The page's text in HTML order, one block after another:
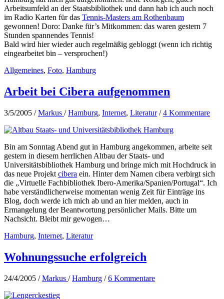
Arbeitsumfeld an der Staatsbibliothek und dann hab ich auch noch
im Radio Karten für das Tennis-Masters am Rothenbaum
gewonnen! Doro: Danke für’s Mitkommen: das waren gestern 7
Stunden spannendes Tennis!
Bald wird hier wieder auch regelmäßig gebloggt (wenn ich richtig
eingearbeitet bin – versprochen!)
Allgemeines, Foto, Hamburg
Arbeit bei Cibera aufgenommen
3/5/2005 /Markus /Hamburg, Internet, Literatur/4 Kommentare
Bin am Sonntag Abend gut in Hamburg angekommen, arbeite seit
gestern in diesem herrlichen Altbau der Staats- und
Universitätsbibliothek Hamburg und bringe mich mit Hochdruck in
das neue Projekt cibera ein. Hinter dem Namen cibera verbirgt sich
die „Virtuelle Fachbibliothek Ibero-Amerika/Spanien/Portugal“. Ich
habe verständlicherweise momentan wenig Zeit für Einträge ins
Blog, doch werde ich mich ab und an hier melden, auch in
Ermangelung der Beantwortung persönlicher Mails. Bitte um
Nachsicht. Bleibt mir gewogen…
Hamburg, Internet, Literatur
Wohnungssuche erfolgreich
24/4/2005 /Markus /Hamburg /6 Kommentare